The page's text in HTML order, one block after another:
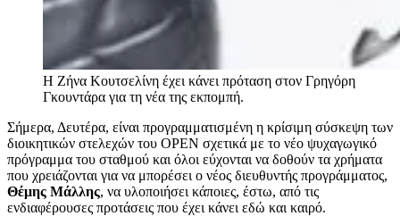
Η Ζήνα Κουτσελίνη έχει κάνει πρόταση στον Γρηγόρη
Γκουντάρα για τη νέα της εκπομπή.
Σήμερα, Δευτέρα, είναι προγραμματισμένη η κρίσιμη σύσκεψη των
διοικητικών στελεχών του OPEN σχετικά με το νέο ψυχαγωγικό
πρόγραμμα του σταθμού και όλοι εύχονται να δοθούν τα χρήματα
που χρειάζονται για να μπορέσει ο νέος διευθυντής προγράμματος,
Θέμης Μάλλης, να υλοποιήσει κάποιες, έστω, από τις
ενδιαφέρουσες προτάσεις που έχει κάνει εδώ και καιρό.